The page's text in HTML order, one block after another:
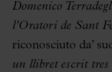
Domenico
l’Oratori de Sant
riconosciuto da’
un llibret escrit tres